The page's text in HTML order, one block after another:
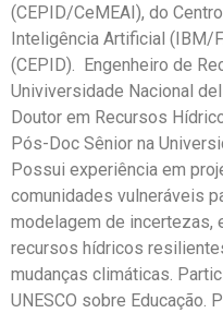
(CEPID/CeMEAI), do
Inteligência Artificial (IBM/
(CEPID). Engenheiro de
Univiversidade Nacional
Doutor em Recursos
Pós-Doc Sênior na
Possui experiência em
comunidades vulneráveis
modelagem de incertezas,
recursos hídricos
mudanças climáticas.
UNESCO sobre Educação.